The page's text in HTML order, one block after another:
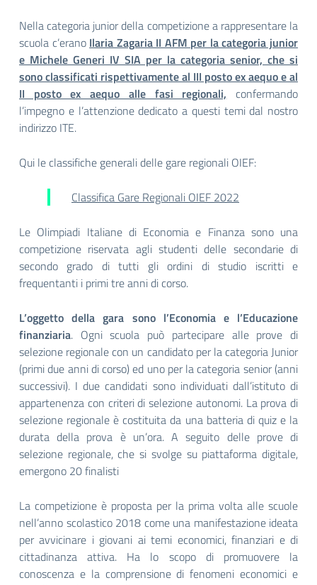
Nella categoria junior della competizione a rappresentare la
scuola c’erano Ilaria Zagaria II AFM per la categoria junior
e Michele Generi IV SIA per la categoria senior, che si
sono classificati rispettivamente al III posto ex aequo e al
II posto ex aequo alle fasi regionali, confermando
l’impegno e l’attenzione dedicato a questi temi dal nostro
indirizzo ITE.
Qui le classifiche generali delle gare regionali OIEF:
Classifica Gare Regionali OIEF 2022
Le Olimpiadi Italiane di Economia e Finanza sono una
competizione riservata agli studenti delle secondarie di
secondo grado di tutti gli ordini di studio iscritti e
frequentanti i primi tre anni di corso.
L’oggetto della gara sono l’Economia e l’Educazione
finanziaria. Ogni scuola può partecipare alle prove di
selezione regionale con un candidato per la categoria Junior
(primi due anni di corso) ed uno per la categoria senior (anni
successivi). I due candidati sono individuati dall’istituto di
appartenenza con criteri di selezione autonomi. La prova di
selezione regionale è costituita da una batteria di quiz e la
durata della prova è un’ora. A seguito delle prove di
selezione regionale, che si svolge su piattaforma digitale,
emergono 20 finalisti
La competizione è proposta per la prima volta alle scuole
nell’anno scolastico 2018 come una manifestazione ideata
per avvicinare i giovani ai temi economici, finanziari e di
cittadinanza attiva. Ha lo scopo di promuovere la
conoscenza e la comprensione di fenomeni economici e